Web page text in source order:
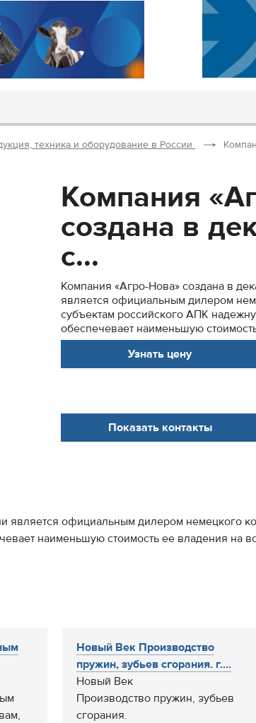
техника и оборудование в России
Компания
создана в
с...
Компания «Агро-Нова» создана в
является официальным дилером
субъектам российского АПК
обеспечевает наименьшую
Узнать цену
Показать контакты
является официальным дилером немецкого
наименьшую стоимость ее владения на
Новый Век Производство
пружин, зубьев сгорания. г....
Новый Век
Производство пружин, зубьев
сгорания.